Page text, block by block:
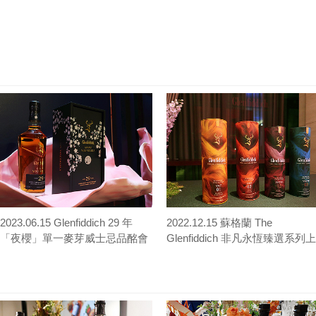
2023.06.15 Glenfiddich 29 年
「夜櫻」單一麥芽威士忌品酩會
2022.12.15 蘇格蘭 The
Glenfiddich 非凡永恆臻選系列上